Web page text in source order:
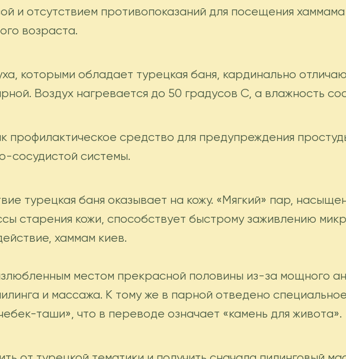
и отсутствием противопоказаний для посещения
возраста.
которыми обладает турецкая баня, кардинально
Воздух нагревается до 50 градусов C, а влажность
профилактическое средство для предупреждения
сосудистой системы.
турецкая баня оказывает на кожу. «Мягкий» пар,
старения кожи, способствует быстрому заживлению
хаммам киев.
местом прекрасной половины из-за мощного
и массажа. К тому же в парной отведено
таши», что в переводе означает «камень для живота».